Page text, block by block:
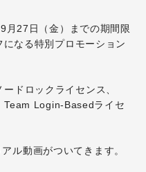
月27日（金）
までの期間限
なる特別プロモーション
ドロックライセンス、
Team Login-Basedライセ
ル動画がついてきます。